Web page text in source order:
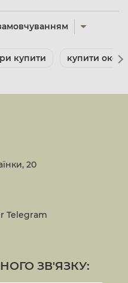
купити купити
20
Telegram
ЗВ'ЯЗКУ: